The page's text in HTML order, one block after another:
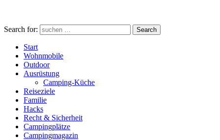
Search for: Search
Start
Wohnmobile
Outdoor
Ausrüstung
Camping-Küche
Reiseziele
Familie
Hacks
Recht & Sicherheit
Campingplätze
Campingmagazin